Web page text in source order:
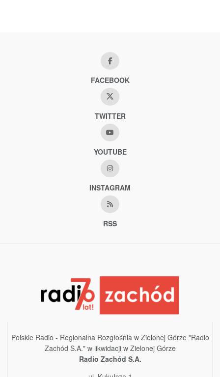
FACEBOOK
TWITTER
YOUTUBE
INSTAGRAM
RSS
Polskie Radio - Regionalna Rozgłośnia w Zielonej Górze "Radio
Zachód S.A." w likwidacji w Zielonej Górze
Radio Zachód S.A.